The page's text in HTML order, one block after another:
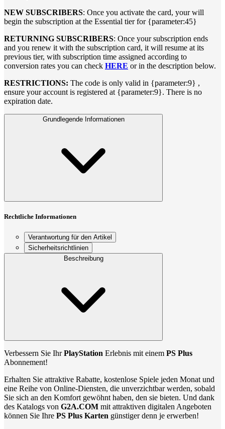
NEW SUBSCRIBERS: Once you activate the card, your will
begin the subscription at the Essential tier for {parameter:45}
RETURNING SUBSCRIBERS: Once your subscription ends
and you renew it with the subscription card, it will resume at its
previous tier, with subscription time assigned according to
conversion rates you can check HERE or in the description below.
RESTRICTIONS: The code is only valid in {parameter:9} ,
ensure your account is registered at {parameter:9}. There is no
expiration date.
Grundlegende Informationen
Rechtliche Informationen
Verantwortung für den Artikel
Sicherheitsrichtlinien
Beschreibung
Verbessern Sie IhrPlayStation Erlebnis mit einem PS Plus
Abonnement!
Erhalten Sie attraktive Rabatte, kostenlose Spiele jeden Monat und
eine Reihe von Online-Diensten, die unverzichtbar werden, sobald
Sie sich an den Komfort gewöhnt haben, den sie bieten. Und dank
des Katalogs von G2A.COM mit attraktiven digitalen Angeboten
können Sie Ihre PS Plus Karten günstiger denn je erwerben!